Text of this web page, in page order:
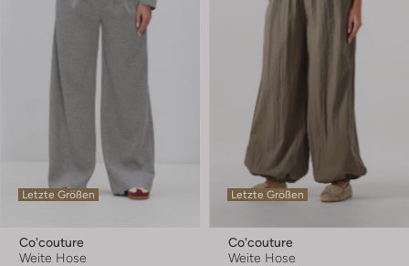
Letzte Größen
Co'couture
Weite Hose
Letzte Größen
Co'couture
Weite Hose